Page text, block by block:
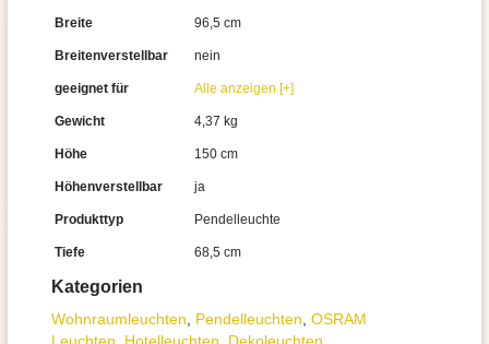
Kategorien
Wohnraum­leuchten Pendel­leuchten OSRAM
Breite 96,5 cm
Breitenverstellbar nein
geeignet für Alle anzeigen [+]
Gewicht 4,37 kg
Höhe 150 cm
Höhenverstellbar ja
Produkttyp Pendelleuchte
Tiefe 68,5 cm